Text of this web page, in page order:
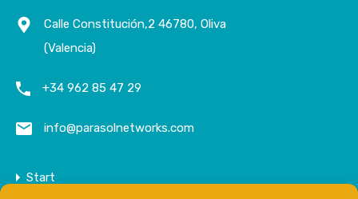
Calle Constitución,2 46780, Oliva
(Valencia)
+34 962 85 47 29
info@parasolnetworks.com
Start